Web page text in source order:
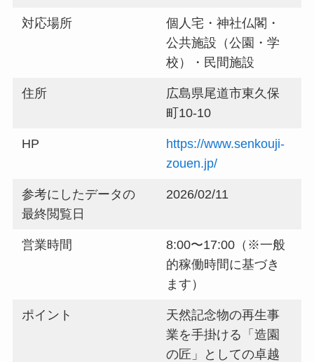
対応場所
個人宅・神社仏閣・
公共施設（公園・学
校）・民間施設
住所
広島県尾道市東久保
町10-10
HP
https://www.senkouji-
zouen.jp/
参考にしたデータの
最終閲覧日
2026/02/11
営業時間
8:00〜17:00（※一般
的稼働時間に基づき
ます）
ポイント
天然記念物の再生事
業を手掛ける「造園
の匠」としての卓越